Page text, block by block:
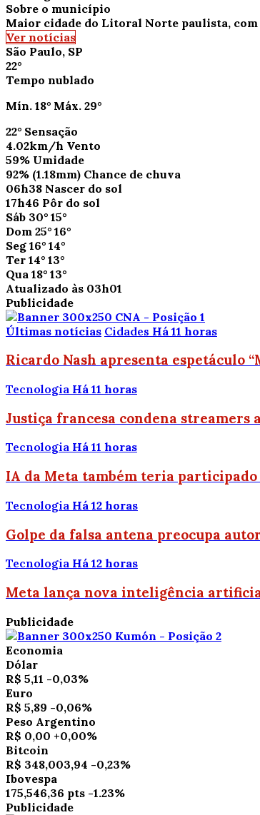
Sobre o município
Maior cidade do Litoral Norte paulista,
Ver notícias
São Paulo, SP
22°
Tempo nublado
Mín. 18° Máx. 29°
22° Sensação
4.02km/h Vento
59% Umidade
92% (1.18mm) Chance de chuva
06h38 Nascer do sol
17h46 Pôr do sol
Sáb 30° 15°
Dom 25° 16°
Seg 16° 14°
Ter 14° 13°
Qua 18° 13°
Atualizado às 03h01
Publicidade
Últimas notícias Cidades Há 11 horas
Ricardo Nash apresenta espetáculo
Tecnologia Há 11 horas
Justiça francesa condena
Tecnologia Há 11 horas
IA da Meta também teria
Tecnologia Há 12 horas
Golpe da falsa antena preocupa
Tecnologia Há 12 horas
Meta lança nova inteligência
Publicidade
Economia
Dólar
R$ 5,11 -0,03%
Euro
R$ 5,89 -0,06%
Peso Argentino
R$ 0,00 +0,00%
Bitcoin
R$ 348,003,94 -0,23%
Ibovespa
175,546,36 pts -1.23%
Publicidade